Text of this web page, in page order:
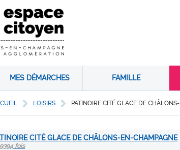
MES DÉMARCHES FAMILLE
LOISIRS PATINOIRE CITÉ GLACE DE
CITÉ GLACE DE CHÂLONS-EN-CHAMPAGNE
fois